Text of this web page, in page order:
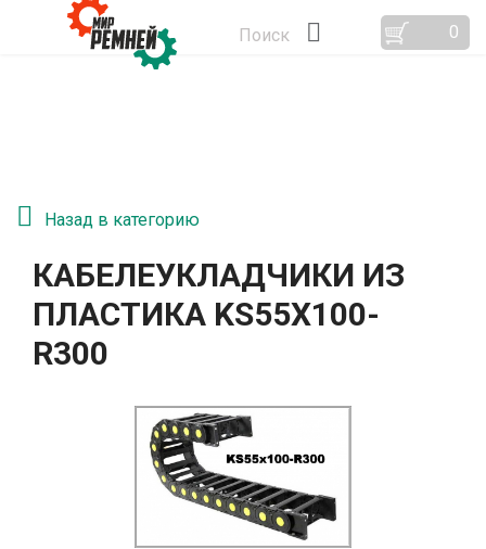
Поиск 0
Назад в категорию
КАБЕЛЕУКЛАДЧИКИ ИЗ
ПЛАСТИКА KS55Х100-
R300